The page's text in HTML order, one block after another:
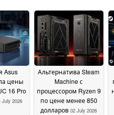
Asus
цены
16 Pro
July 2026
Альтернатива Steam
Machine с
процессором Ryzen 9
по цене менее 850
долларов 02 July 2026